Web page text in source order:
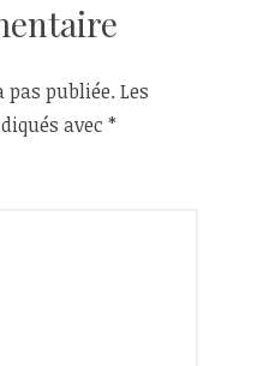
pas publiée. Les
avec*